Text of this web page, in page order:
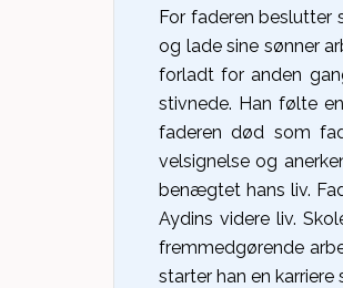
For faderen
og lade sine sønner
forladt for anden
stivnede. Han følte
faderen død som
velsignelse og
benægtet hans liv.
Aydins videre liv.
fremmedgørende
starter han en